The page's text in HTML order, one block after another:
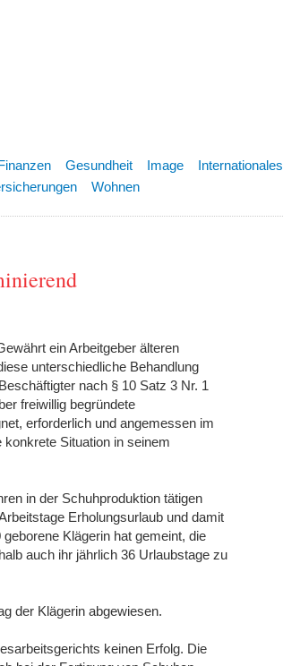
Gesundheit Image Internationales
Wohnen
ein Arbeitgeber älteren
unterschiedliche Behandlung
nach § 10 Satz 3 Nr. 1
freiwillig begründete
erforderlich und angemessen im
Situation in seinem
in der Schuhproduktion tätigen
Erholungsurlaub und damit
Klägerin hat gemeint, die
auch ihr jährlich 36 Urlaubstage zu
der Klägerin abgewiesen.
keinen Erfolg. Die